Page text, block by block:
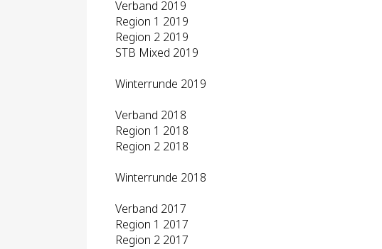
Verband 2019
Region 1 2019
Region 2 2019
STB Mixed 2019
Winterrunde 2019
Verband 2018
Region 1 2018
Region 2 2018
Winterrunde 2018
Verband 2017
Region 1 2017
Region 2 2017